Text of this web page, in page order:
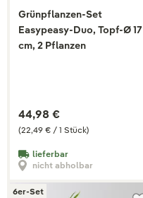
Grünpflanzen-Set
Easypeasy-Duo, Topf-Ø 17
cm, 2 Pflanzen
(22,49 € / 1 Stück)
44,98 €
lieferbar
nicht abholbar
6er-Set